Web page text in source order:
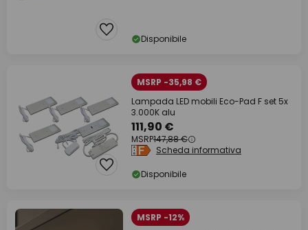
Disponibile
MSRP -35,98 €
Lampada LED mobili Eco-Pad F set 5x
3.000K alu
111,90 €
MSRP147,88 €
Scheda informativa
Disponibile
MSRP -12%